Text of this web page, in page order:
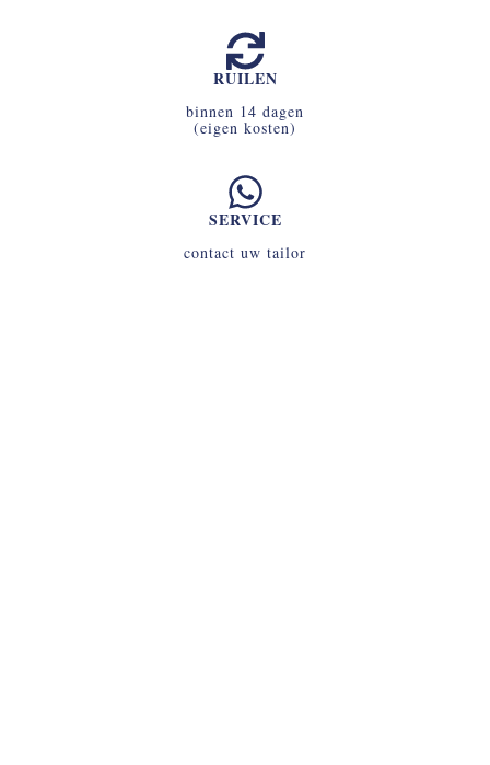
RUILEN
binnen 14 dagen
(eigen kosten)
SERVICE
contact uw tailor